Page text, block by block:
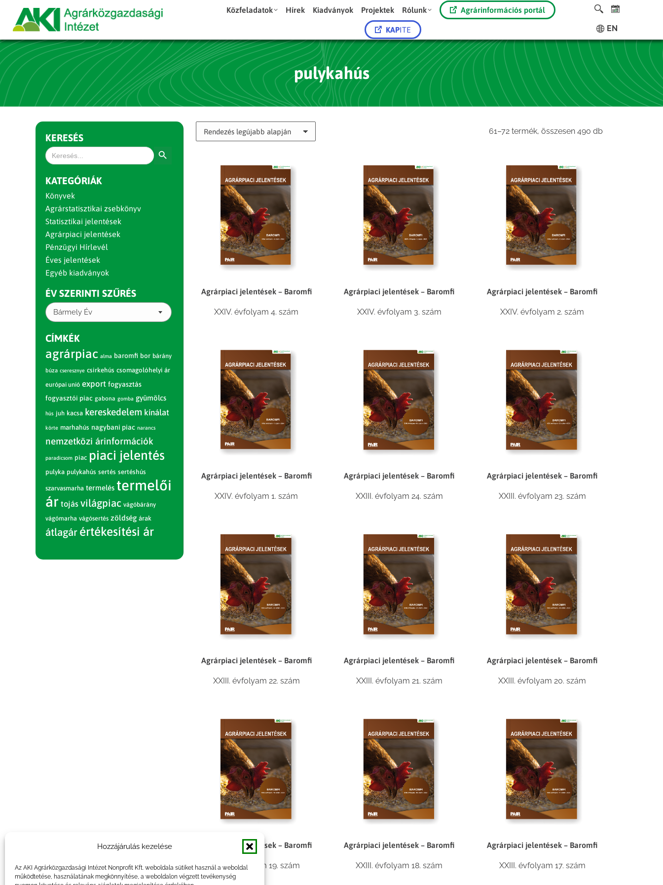
Hozzájárulás kezelése
Az AKI Agrárközgazdasági Intézet Nonprofit Kft. weboldala sütiket használ a weboldal
működtetése, használatának megkönnyítése, a weboldalon végzett tevékenység
Közfeladatok Hírek Kiadványok Projektek Rólunk Agrárinformációs portál
KAPITE EN
pulykahús
61–72 termék, összesen 490 dbSorted
Agrárpiaci jelentések – Baromfi
XXIV. évfolyam 4. szám
Agrárpiaci jelentések – Baromfi
XXIV. évfolyam 3. szám
Agrárpiaci jelentések – Baromfi
XXIV. évfolyam 2. szám
Agrárpiaci jelentések – Baromfi
XXIV. évfolyam 1. szám
Agrárpiaci jelentések – Baromfi
XXIII. évfolyam 24. szám
Agrárpiaci jelentések – Baromfi
XXIII. évfolyam 23. szám
Agrárpiaci jelentések – Baromfi
XXIII. évfolyam 22. szám
Agrárpiaci jelentések – Baromfi
XXIII. évfolyam 21. szám
Agrárpiaci jelentések – Baromfi
XXIII. évfolyam 20. szám
Agrárpiaci jelentések – Baromfi
XXIII. évfolyam 19. szám
Agrárpiaci jelentések – Baromfi
XXIII. évfolyam 18. szám
Agrárpiaci jelentések – Baromfi
XXIII. évfolyam 17. szám
KERESÉS
Search
for:
KATEGÓRIÁK
Könyvek
Agrárstatisztikai zsebkönyv
Statisztikai jelentések
Agrárpiaci jelentések
Pénzügyi Hírlevél
Éves jelentések
Egyéb kiadványok
ÉV SZERINTI SZŰRÉS
Bármely Év
CÍMKÉK
agrárpiac alma baromfi bor bárány
búza cseresznye csirkehús csomagolóhelyi ár
európai unió export fogyasztás
fogyasztói piac gabona gomba gyümölcs
hús juh kacsa kereskedelem kínálat
körte marhahús nagybani piac narancs
nemzetközi árinformációk
paradicsom piac piaci jelentés
pulyka pulykahús sertés sertéshús
szarvasmarha termelés termelői
ár tojás világpiac vágóbárány
vágómarha vágósertés zöldség árak
átlagár értékesítési ár